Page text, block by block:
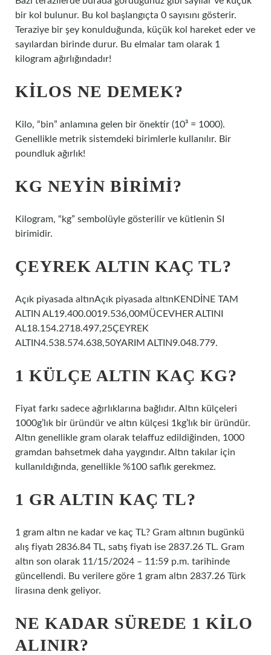
bir kol bulunur. Bu kol başlangıçta 0 sayısını gösterir.
Teraziye bir şey konulduğunda, küçük kol hareket eder ve
sayılardan birinde durur. Bu elmalar tam olarak 1
kilogram ağırlığındadır!
KILOS NE DEMEK?
Kilo, “bin” anlamına gelen bir önektir (10³ = 1000).
Genellikle metrik sistemdeki birimlerle kullanılır. Bir
poundluk ağırlık!
KG NEYIN BIRIMI?
Kilogram, “kg” sembolüyle gösterilir ve kütlenin SI
birimidir.
ÇEYREK ALTIN KAÇ TL?
Açık piyasada altınAçık piyasada altınKENDİNE TAM
ALTIN ​​AL19.400.0019.536,00MÜCEVHER ALTINI
AL18.154.2718.497,25ÇEYREK
ALTIN4.538.574.638,50YARIM ALTIN9.048.779.
1 KÜLÇE ALTIN KAÇ KG?
Fiyat farkı sadece ağırlıklarına bağlıdır. Altın külçeleri
1000g’lık bir üründür ve altın külçesi 1kg’lık bir üründür.
Altın genellikle gram olarak telaffuz edildiğinden, 1000
gramdan bahsetmek daha yaygındır. Altın takılar için
kullanıldığında, genellikle %100 saflık gerekmez.
1 GR ALTIN KAÇ TL?
1 gram altın ne kadar ve kaç TL? Gram altının bugünkü
alış fiyatı 2836.84 TL, satış fiyatı ise 2837.26 TL. Gram
altın son olarak 11/15/2024 – 11:59 p.m. tarihinde
güncellendi. Bu verilere göre 1 gram altın 2837.26 Türk
lirasına denk geliyor.
NE KADAR SÜREDE 1 KILO
ALINIR?